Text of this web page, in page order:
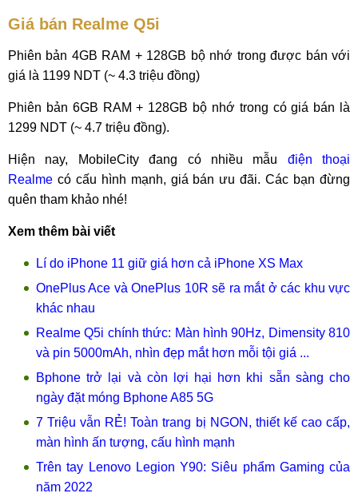
Giá bán Realme Q5i
Phiên bản 4GB RAM + 128GB bộ nhớ trong được bán với
giá là 1199 NDT (~ 4.3 triệu đồng)
Phiên bản 6GB RAM + 128GB bộ nhớ trong có giá bán là
1299 NDT (~ 4.7 triệu đồng).
Hiện nay, MobileCity đang có nhiều mẫu điện thoại
Realme có cấu hình mạnh, giá bán ưu đãi. Các bạn đừng
quên tham khảo nhé!
Xem thêm bài viết
Lí do iPhone 11 giữ giá hơn cả iPhone XS Max
OnePlus Ace và OnePlus 10R sẽ ra mắt ở các khu vực
khác nhau
Realme Q5i chính thức: Màn hình 90Hz, Dimensity 810
và pin 5000mAh, nhìn đẹp mắt hơn mỗi tội giá ...
Bphone trở lại và còn lợi hại hơn khi sẵn sàng cho
ngày đặt móng Bphone A85 5G
7 Triệu vẫn RẺ! Toàn trang bị NGON, thiết kế cao cấp,
màn hình ấn tượng, cấu hình mạnh
Trên tay Lenovo Legion Y90: Siêu phẩm Gaming của
năm 2022